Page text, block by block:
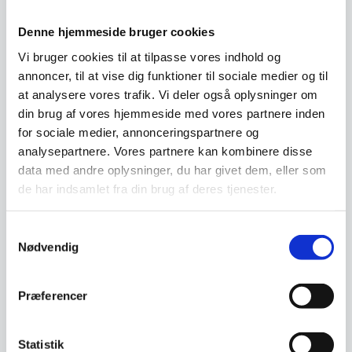
Denne hjemmeside bruger cookies
Vi bruger cookies til at tilpasse vores indhold og
annoncer, til at vise dig funktioner til sociale medier og til
at analysere vores trafik. Vi deler også oplysninger om
din brug af vores hjemmeside med vores partnere inden
for sociale medier, annonceringspartnere og
analysepartnere. Vores partnere kan kombinere disse
data med andre oplysninger, du har givet dem, eller som
de har indsamlet fra din brug af deres tjenester.
Nødvendig
Præferencer
Statistik
Relaterede varer
Skål, 14,5 X 7,5 CM, BLÅSmukt
Den
Stabelbar glasskål Ø20